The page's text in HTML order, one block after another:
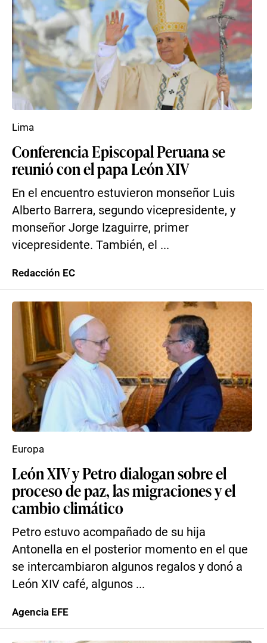
Conferencia Episcopal Peruana se
reunió con el papa León XIV
En el encuentro estuvieron monseñor Luis
Alberto Barrera, segundo vicepresidente, y
monseñor Jorge Izaguirre, primer
vicepresidente. También, el ...
Lima
Redacción EC
León XIV y Petro dialogan sobre el
proceso de paz, las migraciones y el
cambio climático
Petro estuvo acompañado de su hija
Antonella en el posterior momento en el que
se intercambiaron algunos regalos y donó a
León XIV café, algunos ...
Europa
Agencia EFE